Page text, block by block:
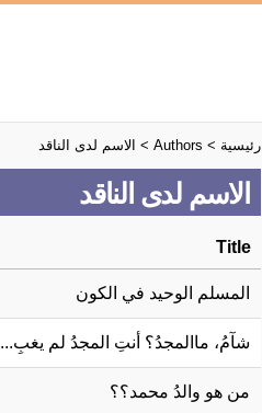
رئيسية > Authors > الاسم لدى الناقد
الاسم لدى الناقد
Title
المسلم الوحيد في الكون
شآمُ، ماالمجدُ؟ أنتِ المجدُ لم يغبِ...
من هو والدُ محمد؟؟